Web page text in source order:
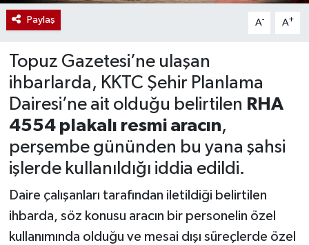
Paylaş A- A+
Topuz Gazetesi’ne ulaşan
ihbarlarda, KKTC Şehir Planlama
Dairesi’ne ait olduğu belirtilen RHA
4554 plakalı resmi aracın,
perşembe gününden bu yana şahsi
işlerde kullanıldığı iddia edildi.
Daire çalışanları tarafından iletildiği belirtilen
ihbarda, söz konusu aracın bir personelin özel
kullanımında olduğu ve mesai dışı süreçlerde özel